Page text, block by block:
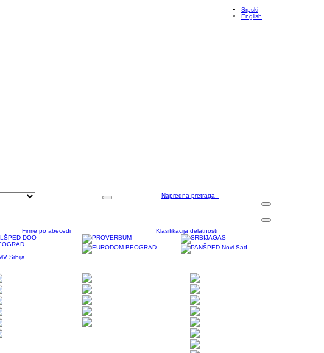
Srpski
English
Napredna pretraga
Firme po abecedi
Klasifikacija delatnosti